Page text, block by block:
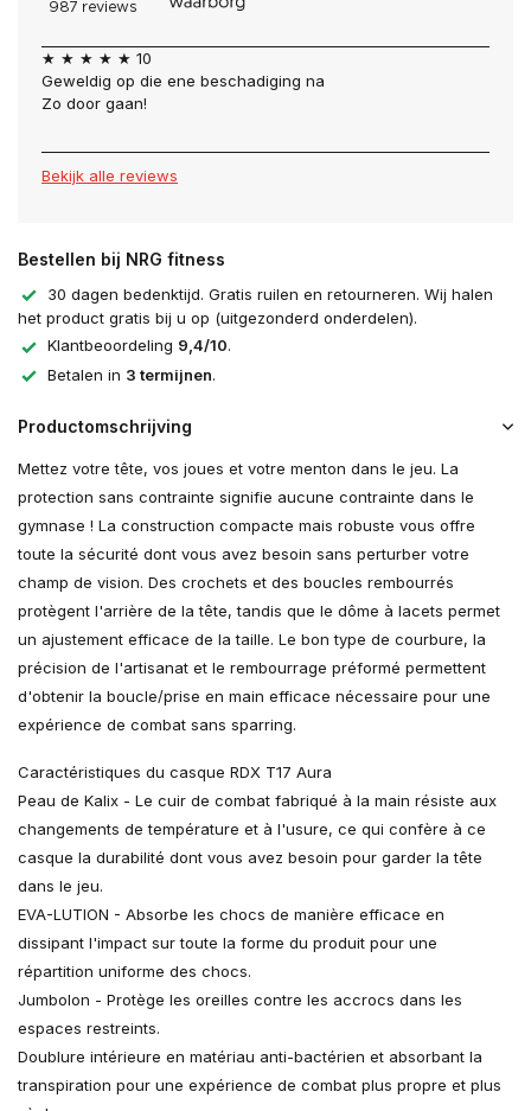
★ ★ ★ ★ ★ 10
Geweldig op die ene beschadiging na
Zo door gaan!
Bekijk alle reviews
Bestellen bij NRG fitness
30 dagen bedenktijd. Gratis ruilen en retourneren. Wij halen
het product gratis bij u op (uitgezonderd onderdelen).
Klantbeoordeling 9,4/10.
Betalen in 3 termijnen.
Productomschrijving
Mettez votre tête, vos joues et votre menton dans le jeu. La
protection sans contrainte signifie aucune contrainte dans le
gymnase ! La construction compacte mais robuste vous offre
toute la sécurité dont vous avez besoin sans perturber votre
champ de vision. Des crochets et des boucles rembourrés
protègent l'arrière de la tête, tandis que le dôme à lacets permet
un ajustement efficace de la taille. Le bon type de courbure, la
précision de l'artisanat et le rembourrage préformé permettent
d'obtenir la boucle/prise en main efficace nécessaire pour une
expérience de combat sans sparring.
Caractéristiques du casque RDX T17 Aura
Peau de Kalix - Le cuir de combat fabriqué à la main résiste aux
changements de température et à l'usure, ce qui confère à ce
casque la durabilité dont vous avez besoin pour garder la tête
dans le jeu.
EVA-LUTION - Absorbe les chocs de manière efficace en
dissipant l'impact sur toute la forme du produit pour une
répartition uniforme des chocs.
Jumbolon - Protège les oreilles contre les accrocs dans les
espaces restreints.
Doublure intérieure en matériau anti-bactérien et absorbant la
transpiration pour une expérience de combat plus propre et plus